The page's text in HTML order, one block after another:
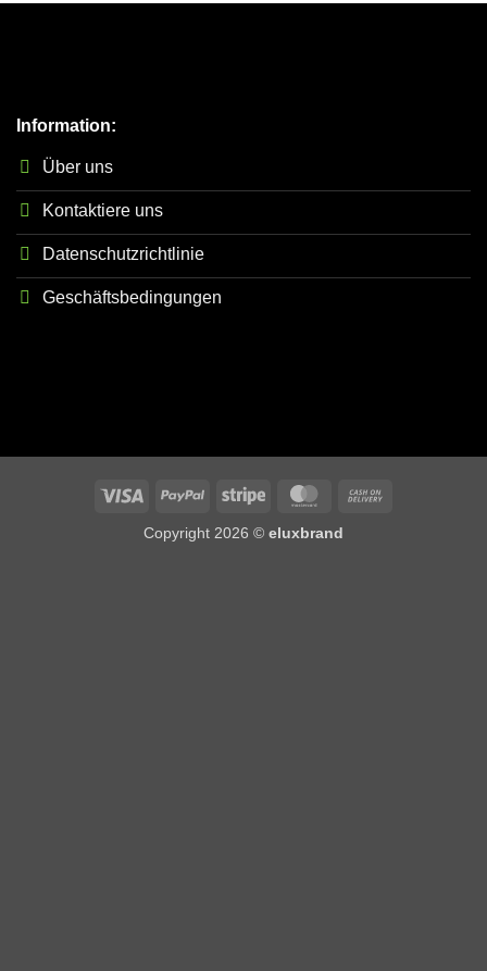
Information:
Über uns
Kontaktiere uns
Datenschutzrichtlinie
Geschäftsbedingungen
Visa PayPal Stripe MasterCard
Copyright 2026 © eluxbrand